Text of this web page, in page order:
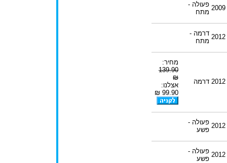
2009 פעולה -
מתח
2012 דרמה -
מתח
2012 דרמה
מחיר:
139.90
₪
אצלנו:
99.90 ₪
2012 פעולה -
פשע
2012 פעולה -
פשע